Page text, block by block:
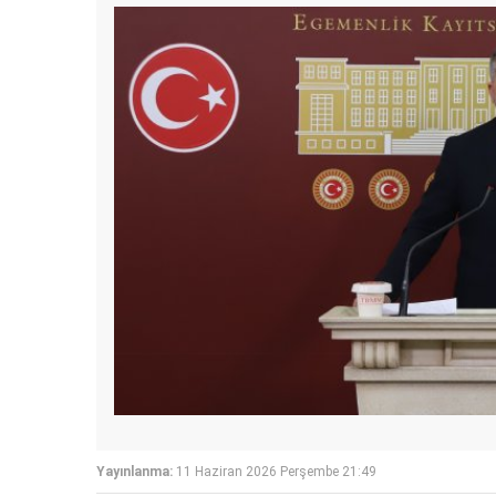
Yayınlanma: 11 Haziran 2026 Perşembe 21:49